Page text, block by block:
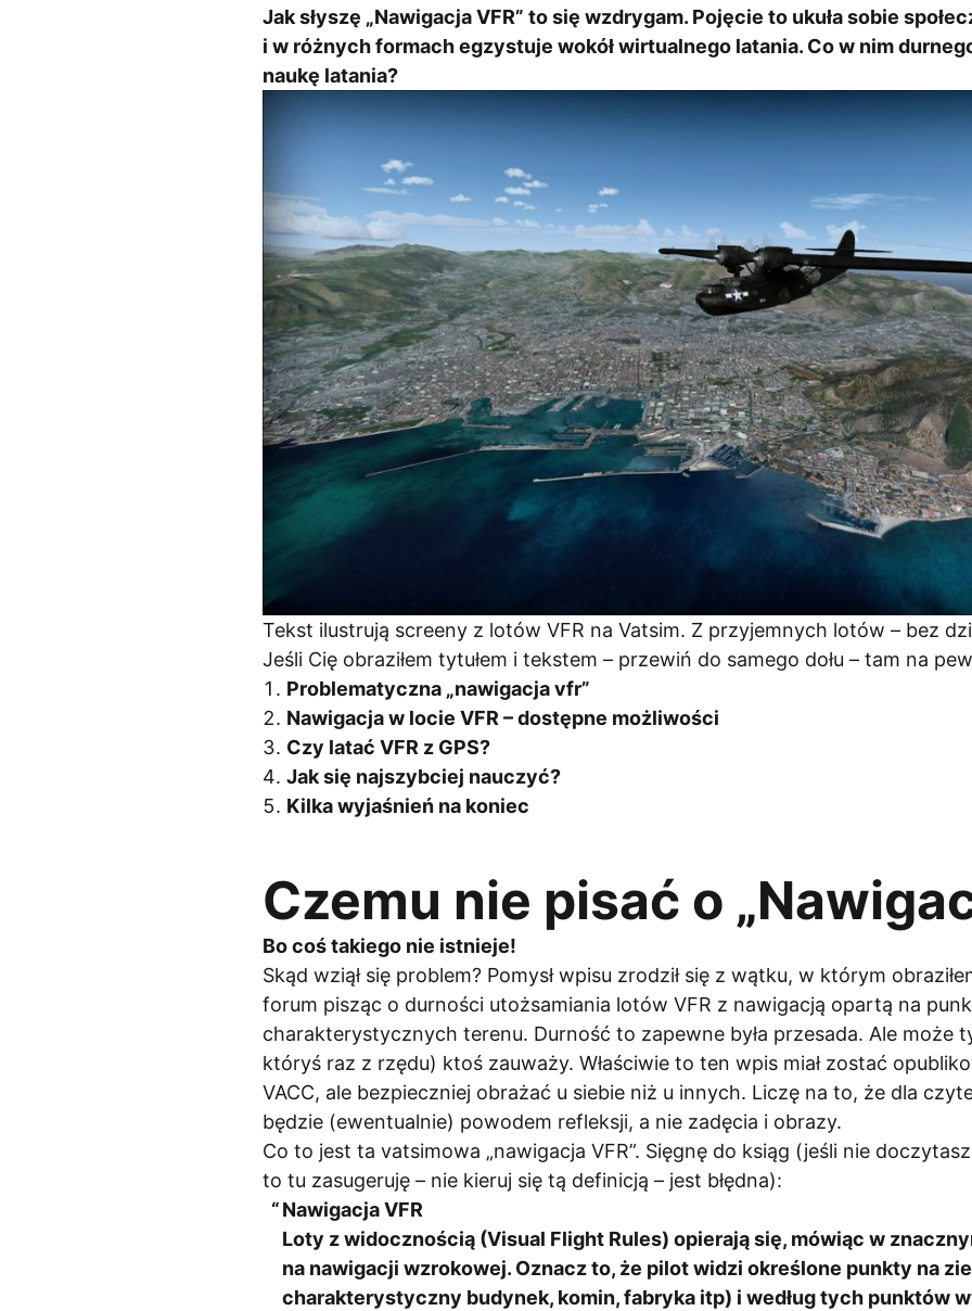
Jak słyszę „Nawigacja VFR” to się wzdrygam. Pojęcie to ukuła sobie
i w różnych formach egzystuje wokół wirtualnego latania. Co w nim
naukę latania?
Tekst ilustrują screeny z lotów VFR na Vatsim. Z przyjemnych lotów – bez
Jeśli Cię obraziłem tytułem i tekstem – przewiń do samego dołu – tam na
Problematyczna „nawigacja vfr”
Nawigacja w locie VFR – dostępne możliwości
Czy latać VFR z GPS?
Jak się najszybciej nauczyć?
Kilka wyjaśnień na koniec
Czemu nie pisać o
Bo coś takiego nie istnieje!
Skąd wziął się problem? Pomysł wpisu zrodził się z wątku, w którym
forum pisząc o durności utożsamiania lotów VFR z nawigacją opartą na
charakterystycznych terenu. Durność to zapewne była przesada. Ale może
któryś raz z rzędu) ktoś zauważy. Właściwie to ten wpis miał zostać
VACC, ale bezpieczniej obrażać u siebie niż u innych. Liczę na to, że dla
będzie (ewentualnie) powodem refleksji, a nie zadęcia i obrazy.
Co to jest ta vatsimowa „nawigacja VFR”. Sięgnę do ksiąg (jeśli nie
to tu zasugeruję – nie kieruj się tą definicją – jest błędna):
Nawigacja VFR
Loty z widocznością (Visual Flight Rules) opierają się, mówiąc w
na nawigacji wzrokowej. Oznacz to, że pilot widzi określone punkty na
charakterystyczny budynek, komin, fabryka itp) i według tych punktów